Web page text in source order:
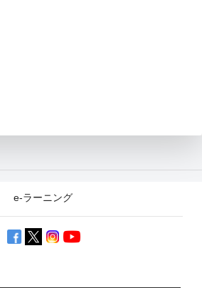
e-ラーニング